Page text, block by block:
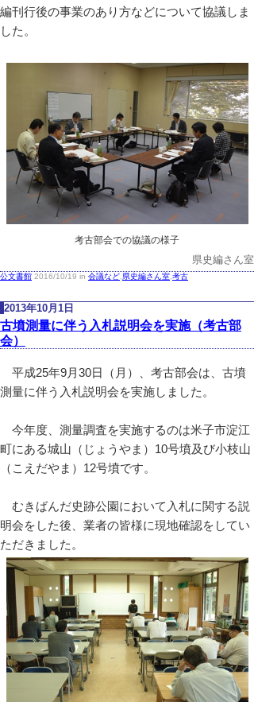
編刊行後の事業のあり方などについて協議しま
した。
考古部会での協議の様子
県史編さん室
公文書館 2016/10/19 in 会議など 県史編さん室 考古
2013年10月1日
古墳測量に伴う入札説明会を実施（考古部
会）
平成25年9月30日（月）、考古部会は、古墳
測量に伴う入札説明会を実施しました。
今年度、測量調査を実施するのは米子市淀江
町にある城山（じょうやま）10号墳及び小枝山
（こえだやま）12号墳です。
むきばんだ史跡公園において入札に関する説
明会をした後、業者の皆様に現地確認をしてい
ただきました。